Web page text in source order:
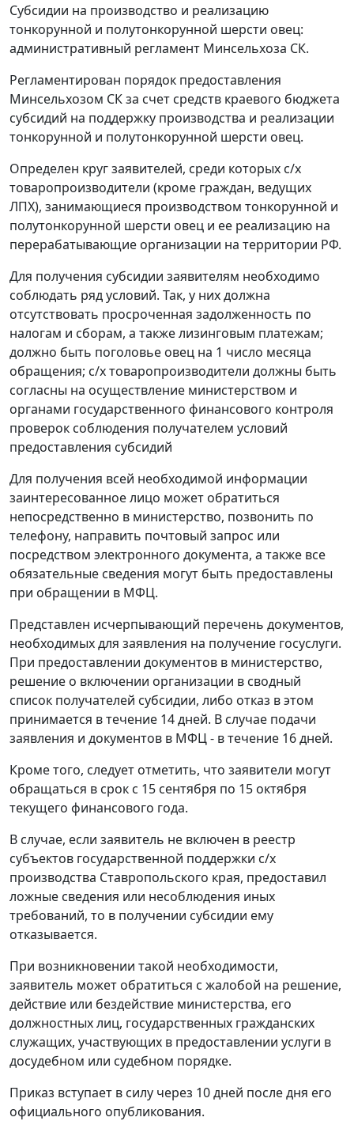
Субсидии на производство и реализацию
тонкорунной и полутонкорунной шерсти овец:
административный регламент Минсельхоза СК.
Регламентирован порядок предоставления
Минсельхозом СК за счет средств краевого бюджета
субсидий на поддержку производства и реализации
тонкорунной и полутонкорунной шерсти овец.
Определен круг заявителей, среди которых с/х
товаропроизводители (кроме граждан, ведущих
ЛПХ), занимающиеся производством тонкорунной и
полутонкорунной шерсти овец и ее реализацию на
перерабатывающие организации на территории РФ.
Для получения субсидии заявителям необходимо
соблюдать ряд условий. Так, у них должна
отсутствовать просроченная задолженность по
налогам и сборам, а также лизинговым платежам;
должно быть поголовье овец на 1 число месяца
обращения; с/х товаропроизводители должны быть
согласны на осуществление министерством и
органами государственного финансового контроля
проверок соблюдения получателем условий
предоставления субсидий
Для получения всей необходимой информации
заинтересованное лицо может обратиться
непосредственно в министерство, позвонить по
телефону, направить почтовый запрос или
посредством электронного документа, а также все
обязательные сведения могут быть предоставлены
при обращении в МФЦ.
Представлен исчерпывающий перечень документов,
необходимых для заявления на получение госуслуги.
При предоставлении документов в министерство,
решение о включении организации в сводный
список получателей субсидии, либо отказ в этом
принимается в течение 14 дней. В случае подачи
заявления и документов в МФЦ - в течение 16 дней.
Кроме того, следует отметить, что заявители могут
обращаться в срок с 15 сентября по 15 октября
текущего финансового года.
В случае, если заявитель не включен в реестр
субъектов государственной поддержки с/х
производства Ставропольского края, предоставил
ложные сведения или несоблюдения иных
требований, то в получении субсидии ему
отказывается.
При возникновении такой необходимости,
заявитель может обратиться с жалобой на решение,
действие или бездействие министерства, его
должностных лиц, государственных гражданских
служащих, участвующих в предоставлении услуги в
досудебном или судебном порядке.
Приказ вступает в силу через 10 дней после дня его
официального опубликования.